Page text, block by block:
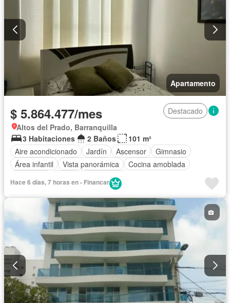
Apartamento
$ 5.864.477/mes
Destacado
Altos del Prado, Barranquilla
3 Habitaciones
2 Baños
101 m²
Aire acondicionado
Jardín Ascensor
Gimnasio
Área infantil
Vista panorámica
Cocina amoblada
Gas natural
Hace 6 días, 7 horas en - Financar